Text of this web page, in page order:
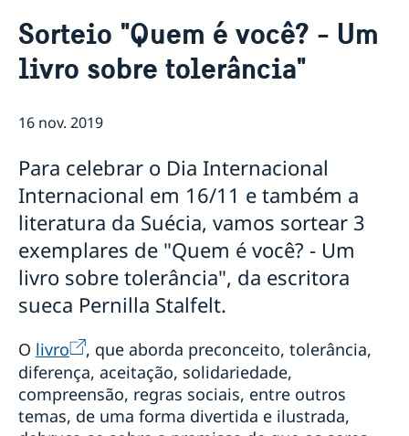
Equipe da embaixada
Tratamento de dados pessoais na embaixada da
Suécia em Brasília
Atual
Notícias
Ministro para Defesa Civil da Suécia visita o Brasil em
Eventos para estudantes em 2026
Suécia vai suspender proibição de entrada de todos
os países
Novidades sobre o número de coordenação
Sobre vagas na Embaixada da Suécia em Brasilia
NOTA OFICIAL
Rio de Janeiro tem novo Consul-Geral Honorário da
Suécia
Evento online Semanas de Inovação Suécia-Brasil
discute negócios sustentáveis
Comandante da Força Aérea da Suécia é
condecorado com a Ordem do Mérito Aeronáutico
Suécia aumenta sua contribuição para a ação
Sorteio "Quem é você? - Um
livro sobre tolerância"
16 nov. 2019
Para celebrar o Dia Internacional
Internacional em 16/11 e também a
literatura da Suécia, vamos sortear 3
exemplares de "Quem é você? - Um
livro sobre tolerância", da escritora
sueca Pernilla Stalfelt.
O livro
, que aborda preconceito, tolerância,
diferença, aceitação, solidariedade,
compreensão, regras sociais, entre outros
temas, de uma forma divertida e ilustrada,